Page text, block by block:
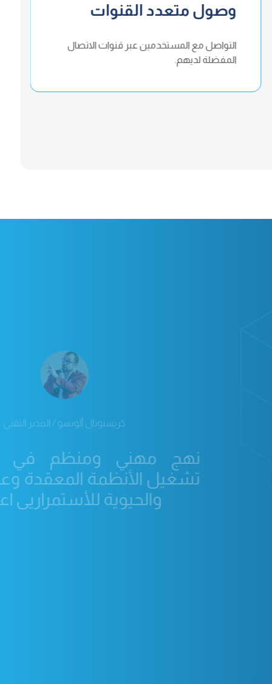
وصول متعدد القنوات
التواصل مع المستخدمين عبر قنوات الاتصال
المفضلة لديهم.
كريستوبال ألونسو / المدير التقني
نهج مهني ومنظم في
تشغيل الأنظمة المعقدة
والحيوية للأستمراريى